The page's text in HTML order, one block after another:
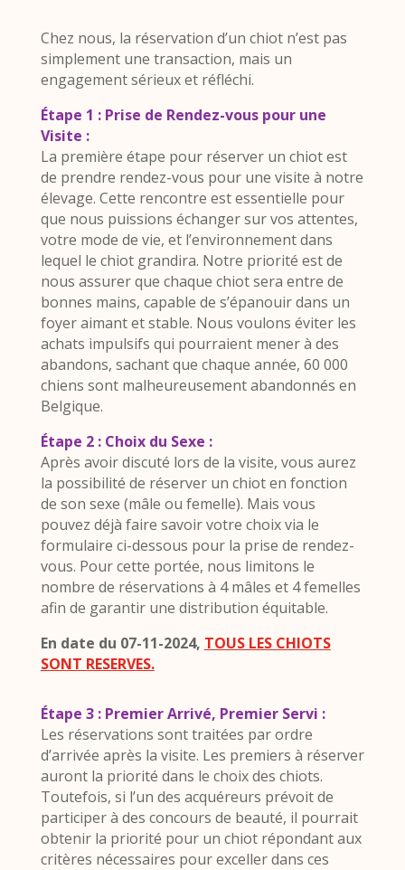
Chez nous, la réservation d’un chiot n’est pas
simplement une transaction, mais un
engagement sérieux et réfléchi.
Étape 1 : Prise de Rendez-vous pour une
Visite :
La première étape pour réserver un chiot est
de prendre rendez-vous pour une visite à notre
élevage. Cette rencontre est essentielle pour
que nous puissions échanger sur vos attentes,
votre mode de vie, et l’environnement dans
lequel le chiot grandira. Notre priorité est de
nous assurer que chaque chiot sera entre de
bonnes mains, capable de s’épanouir dans un
foyer aimant et stable. Nous voulons éviter les
achats impulsifs qui pourraient mener à des
abandons, sachant que chaque année, 60 000
chiens sont malheureusement abandonnés en
Belgique.
Étape 2 : Choix du Sexe :
Après avoir discuté lors de la visite, vous aurez
la possibilité de réserver un chiot en fonction
de son sexe (mâle ou femelle). Mais vous
pouvez déjà faire savoir votre choix via le
formulaire ci-dessous pour la prise de rendez-
vous. Pour cette portée, nous limitons le
nombre de réservations à 4 mâles et 4 femelles
afin de garantir une distribution équitable.
En date du 07-11-2024, TOUS LES CHIOTS
SONT RESERVES.
Étape 3 : Premier Arrivé, Premier Servi :
Les réservations sont traitées par ordre
d’arrivée après la visite. Les premiers à réserver
auront la priorité dans le choix des chiots.
Toutefois, si l’un des acquéreurs prévoit de
participer à des concours de beauté, il pourrait
obtenir la priorité pour un chiot répondant aux
critères nécessaires pour exceller dans ces